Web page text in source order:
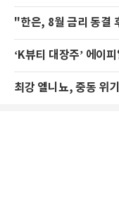
"한은, 8월 금리 동결
‘K뷰티 대장주’ 에이
최강 엘니뇨, 중동 위